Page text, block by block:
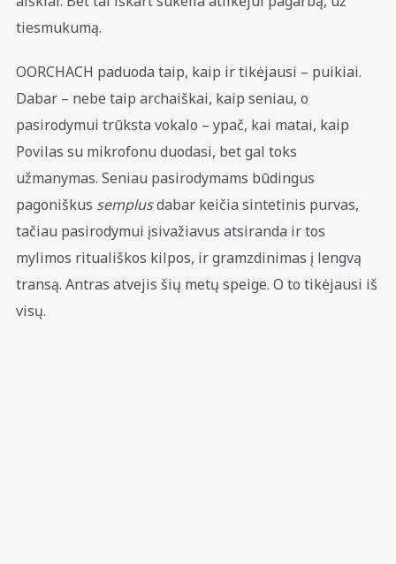
tiesmukumą.
OORCHACH paduoda taip, kaip ir tikėjausi – puikiai.
Dabar – nebe taip archaiškai, kaip seniau, o
pasirodymui trūksta vokalo – ypač, kai matai, kaip
Povilas su mikrofonu duodasi, bet gal toks
užmanymas. Seniau pasirodymams būdingus
pagoniškus semplusdabar keičia sintetinis purvas,
tačiau pasirodymui įsivažiavus atsiranda ir tos
mylimos rituališkos kilpos, ir gramzdinimas į lengvą
transą. Antras atvejis šių metų speige. O to tikėjausi iš
visų.